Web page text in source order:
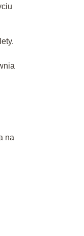
na